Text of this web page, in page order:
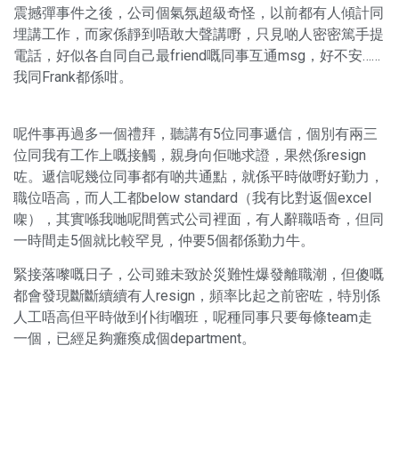
震撼彈事件之後，公司個氣氛超級奇怪，以前都有人傾計同
埋講工作，而家係靜到唔敢大聲講嘢，只見啲人密密篤手提
電話，好似各自同自己最friend嘅同事互通msg，好不安……
我同Frank都係咁。
呢件事再過多一個禮拜，聽講有5位同事遞信，個別有兩三
位同我有工作上嘅接觸，親身向佢哋求證，果然係resign
咗。遞信呢幾位同事都有啲共通點，就係平時做嘢好勤力，
職位唔高，而人工都below standard（我有比對返個excel
㗎），其實喺我哋呢間舊式公司裡面，有人辭職唔奇，但同
一時間走5個就比較罕見，仲要5個都係勤力牛。
緊接落嚟嘅日子，公司雖未致於災難性爆發離職潮，但傻嘅
都會發現斷斷續續有人resign，頻率比起之前密咗，特別係
人工唔高但平時做到仆街嗰班，呢種同事只要每條team走
一個，已經足夠癱瘓成個department。